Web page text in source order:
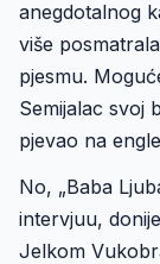
anegdotalnog
više
pjesmu.
Semijalac svoj
pjevao na
No, „Baba
intervjuu,
Jelkom